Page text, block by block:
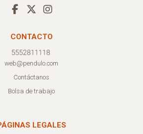
CONTACTO
web@pendulo.com
Contáctanos
Bolsa de trabajo
LEGALES